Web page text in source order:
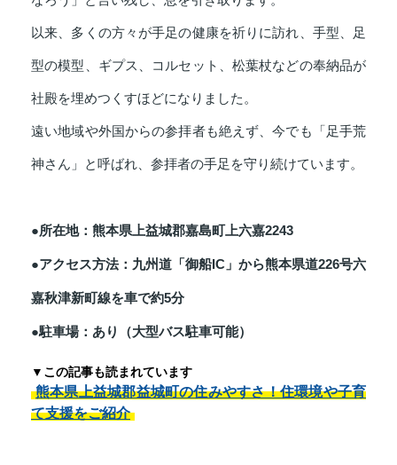
以来、多くの方々が手足の健康を祈りに訪れ、手型、足
型の模型、ギプス、コルセット、松葉杖などの奉納品が
社殿を埋めつくすほどになりました。
遠い地域や外国からの参拝者も絶えず、今でも「足手荒
神さん」と呼ばれ、参拝者の手足を守り続けています。
●所在地：熊本県上益城郡嘉島町上六嘉2243
●アクセス方法：九州道「御船IC」から熊本県道226号六
嘉秋津新町線を車で約5分
●駐車場：あり（大型バス駐車可能）
▼この記事も読まれています
熊本県上益城郡益城町の住みやすさ！住環境や子育
て支援をご紹介